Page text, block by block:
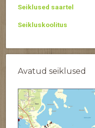
Seiklused saartel
Seikluskoolitus
Avatud seiklused